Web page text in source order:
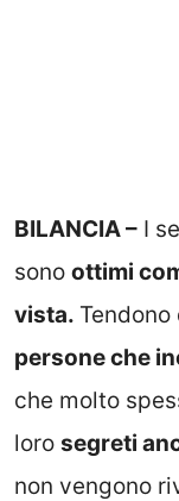
BILANCIA – I
sono ottimi
vista.
persone che
che molto
loro segreti
non vengono